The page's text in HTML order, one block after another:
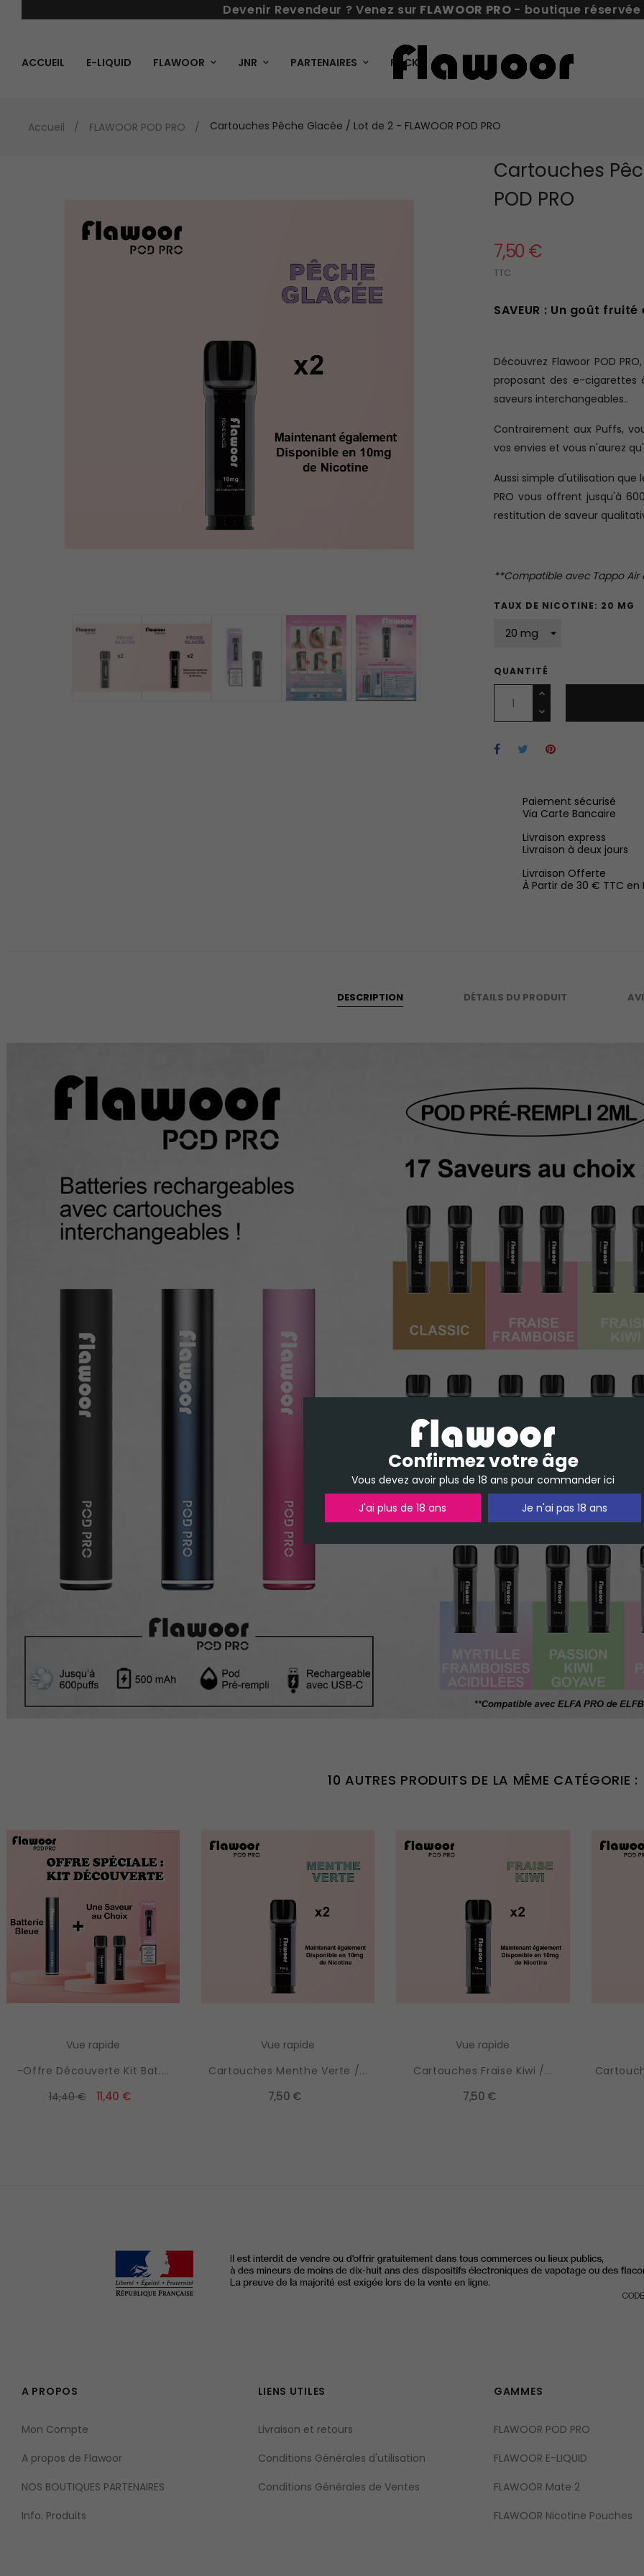
Confirmez votre âge
Vous devez avoir plus de 18 ans pour commander ici
J'ai plus de 18 ans
Je n'ai pas 18 ans
Devenir Revendeur ? Venez sur FLAWOOR PRO - boutique
ACCUEIL E-LIQUID FLAWOOR JNR PARTENAIRES PACKS
Accueil FLAWOOR POD PRO Cartouches Pêche Glacée / Lot de 2 - FLAWOOR POD PRO
Cartouches
POD PRO
7,50 €
TTC
SAVEUR : Un goût fruité
Découvrez Flawoor POD
proposant des e-cigarettes
saveurs interchangeables..
Contrairement aux Puffs,
vos envies et vous n'aurez
Aussi simple d'utilisation que
PRO vous offrent jusqu'à
restitution de saveur
**Compatible avec Tappo Air
TAUX DE NICOTINE: 20 MG
QUANTITÉ
Paiement sécurisé
Via Carte Bancaire
Livraison express
Livraison à deux jours
Livraison Offerte
À Partir de 30 € TTC
DESCRIPTION DÉTAILS DU PRODUIT
10 AUTRES PRODUITS DE LA MÊME CATÉGORIE :
Vue rapide
-Offre Découverte Kit Bat....
14,40 €
11,40 €
Vue rapide
Cartouches Menthe Verte /...
7,50 €
Vue rapide
Cartouches Fraise Kiwi /...
7,50 €
A PROPOS
Mon Compte
A propos de Flawoor
NOS BOUTIQUES PARTENAIRES
Info. Produits
LIENS UTILES
Livraison et retours
Conditions Générales d'utilisation
Conditions Générales de Ventes
GAMMES
FLAWOOR POD PRO
FLAWOOR E-LIQUID
FLAWOOR Mate 2
FLAWOOR Nicotine Pouches